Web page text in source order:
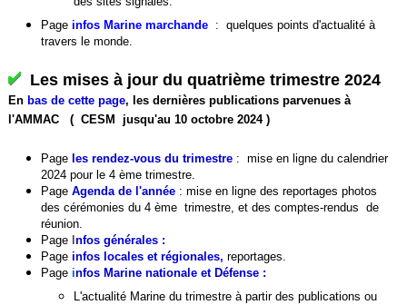
Pageinfos Marine marchande :quelques points d'actualité à
travers le monde.
Les mises à jour du quatrième trimestre 2024
En bas de cette page, les dernières publications parvenues à
l'AMMAC ( CESM jusqu'au 10 octobre 2024 )
Page les rendez-vous du trimestre : mise en ligne du calendrier
2024 pour le 4 ème trimestre.
PageAgenda de l'année : mise en ligne des reportages photos
des cérémonies du 4 ème trimestre, et des comptes-rendus de
réunion.
Page Infos générales :
Page infos locales et régionales,reportages.
Pageinfos Marine nationale et Défense :
L'actualité Marine du trimestre à partir des publications ou